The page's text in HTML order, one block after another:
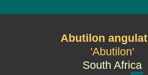
Abutilon
'Abutilon'
South Africa